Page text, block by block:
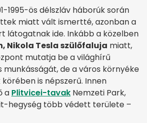
1995-ös délszláv háborúk során
miatt vált ismertté, azonban a
látogatnak ide. Inkább a közelben
Nikola Tesla szülőfaluja miatt,
mutatja be a világhírű
de a város környéke
is népszerű. Innen
a Plitvicei-tavak Nemzeti Park,
hegység több védett területe –